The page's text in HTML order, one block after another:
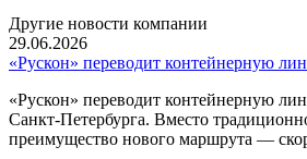
Другие новости компании
29.06.2026
«Рускон» переводит контейнерную
«Рускон» переводит контейнерную
Санкт-Петербурга. Вместо
преимущество нового маршрута —